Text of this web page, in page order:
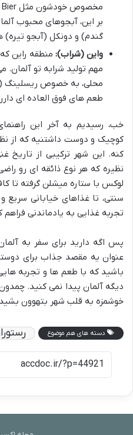
بر این، آبجوهای محبوب
گندم) و دونکل (آبجو
واین (شراب): منطقه راین
مهم تولید شرابه تو آلمان.
طعم های فوق العاده ای
خب، رسیدیم به آخر این
کوچیک و دوست داشتنیه که از
کنه. این شهر ترکیبی از تاریخ
نظیره که هر نوع ذائقه ای رو
لوکس با ستاره میشلن گرفته تا
سنتی، تا غذاهای خیابانی سریع
تجربه غذایی به یادماندنی فراهم
پس اگه دارید برای سفر به
عنوان یه مقصد جذاب برای
باشید که با طعم ها و تجربه
دیگه آلمان پیدا نمی کنید.
خوشمزه به قلب شهر بتهوون
دسته های هم موضوع